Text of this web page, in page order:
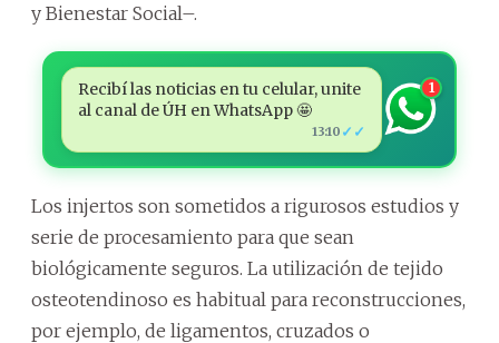
y Bienestar Social–.
Recibí las noticias en tu celular, unite
al canal de ÚH en WhatsApp 🤩
13:10 ✓✓
1
Los injertos son sometidos a rigurosos estudios y
serie de procesamiento para que sean
biológicamente seguros. La utilización de tejido
osteotendinoso es habitual para reconstrucciones,
por ejemplo, de ligamentos, cruzados o